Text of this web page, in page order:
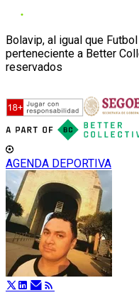
Bolavip, al igual que
perteneciente a Better
reservados
AGENDA DEPORTIVA